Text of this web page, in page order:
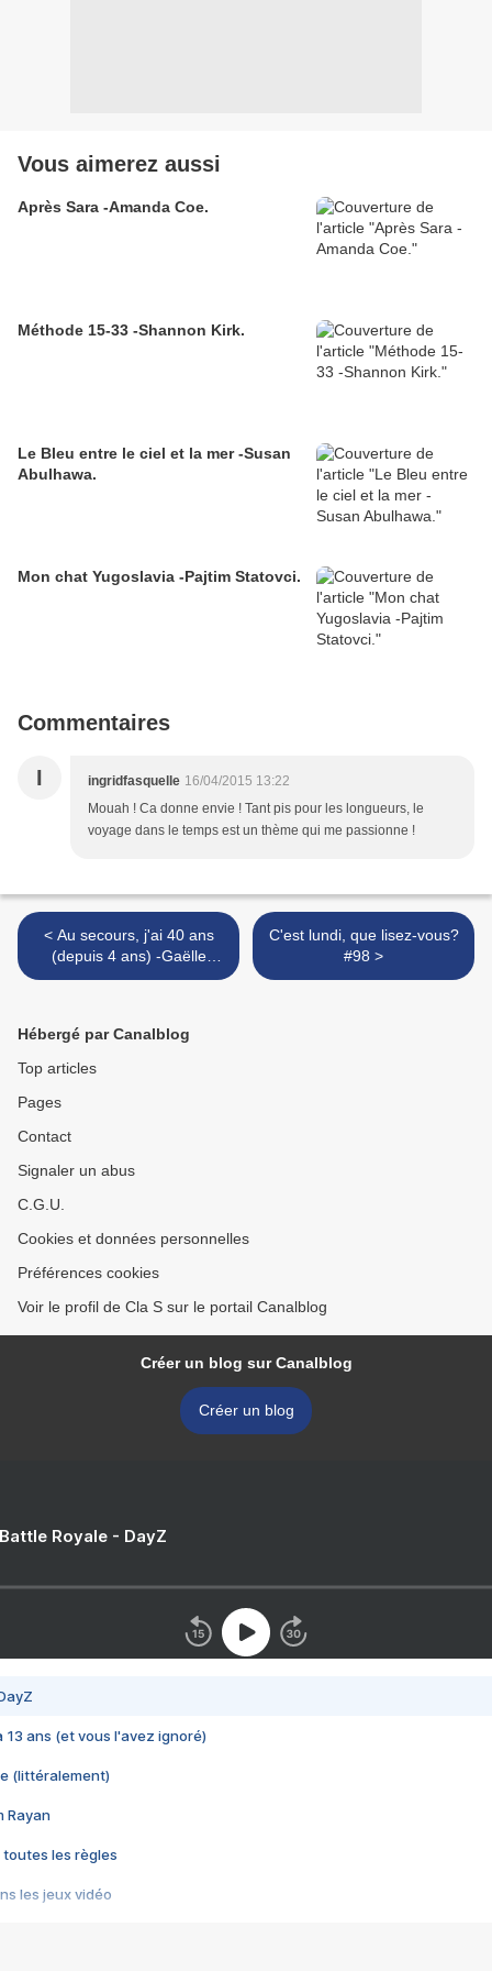
Vous aimerez aussi
Après Sara -Amanda Coe.
Méthode 15-33 -Shannon Kirk.
Le Bleu entre le ciel et la mer -Susan
Abulhawa.
Mon chat Yugoslavia -Pajtim Statovci.
Commentaires
I ingridfasquelle 16/04/2015 13:22
Mouah ! Ca donne envie ! Tant pis pour les longueurs, le
voyage dans le temps est un thème qui me passionne !
< Au secours, j'ai 40 ans
(depuis 4 ans) -Gaëlle
Renard
C'est lundi, que lisez-vous?
#98 >
Hébergé par Canalblog
Top articles
Pages
Contact
Signaler un abus
C.G.U.
Cookies et données personnelles
Préférences cookies
Voir le profil de Cla S sur le portail Canalblog
Créer un blog sur Canalblog
Créer un blog
Royale - DayZ
13 ans (et vous l'avez ignoré)
(littéralement)
Rayan
toutes les règles
les jeux vidéo